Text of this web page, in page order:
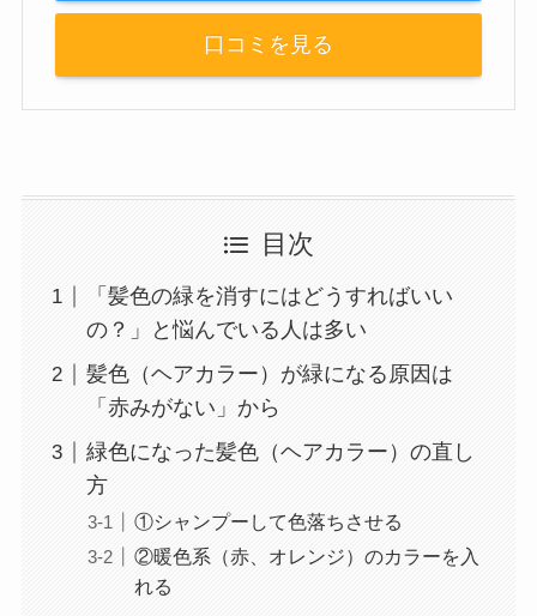
口コミを見る
目次
「髪色の緑を消すにはどうすればいい
の？」と悩んでいる人は多い
髪色（ヘアカラー）が緑になる原因は
「赤みがない」から
緑色になった髪色（ヘアカラー）の直し
方
①シャンプーして色落ちさせる
②暖色系（赤、オレンジ）のカラーを入
れる